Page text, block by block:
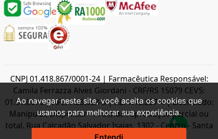
CNPJ 01.418.867/0001-24 | Farmacêutica Responsável:
Camila Ferrazza Alves Giordani - CRF/RS 15079 CEVS:
01.01.0070 | AFE: 7.33.658-3 | AE: 1.13.257-4 | Licenciado:
Manipular, Dispensar - Proibida reprodução parcial ou
total. Rua Calçadão Salvador Isaias, 1302 - Centro - Santa
Ao navegar neste site, você aceita os cookies que
usamos para melhorar sua experiência.
Entendi